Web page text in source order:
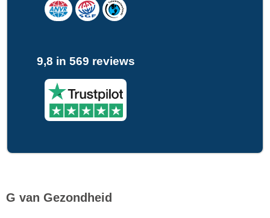
9,8 in 569 reviews
G van Gezondheid